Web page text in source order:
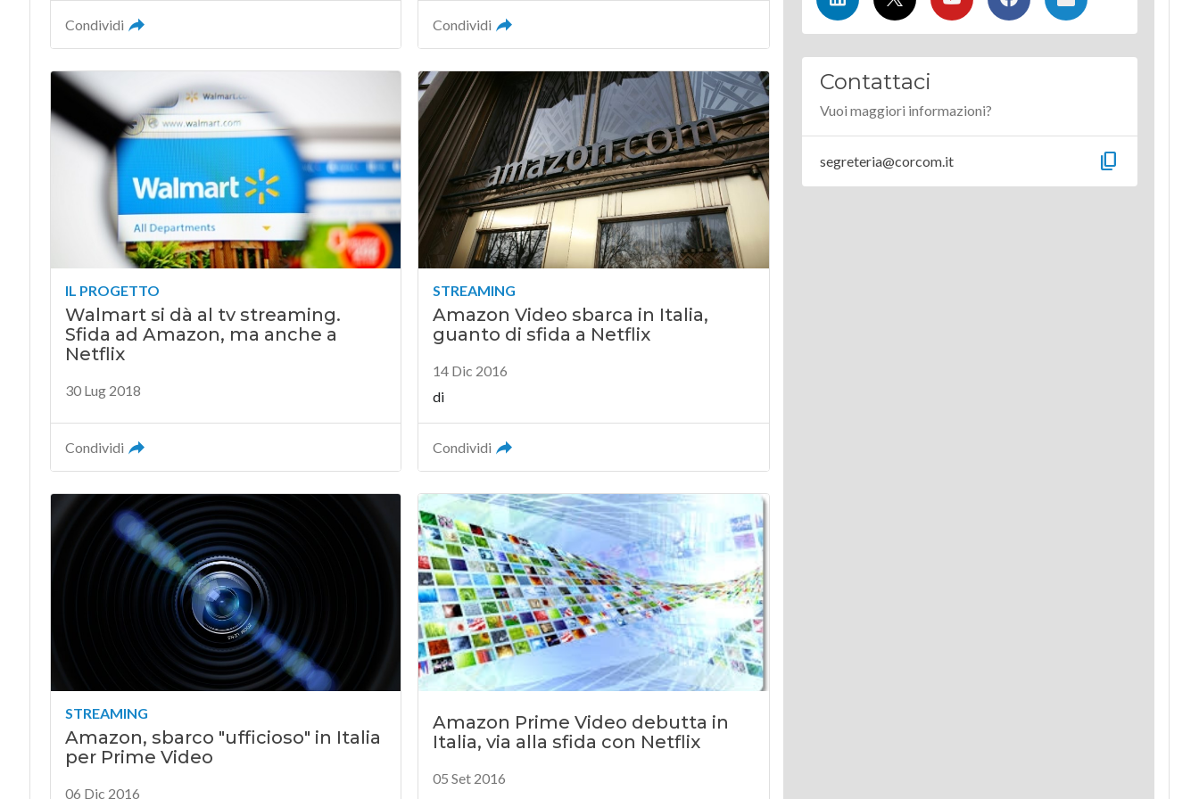
Condividi Condividi
IL PROGETTO
Walmart si dà al tv streaming.
Sfida ad Amazon, ma anche a
Netflix
30 Lug 2018
Condividi
STREAMING
Amazon Video sbarca in Italia,
guanto di sfida a Netflix
14 Dic 2016
di
Condividi
STREAMING
Amazon, sbarco "ufficioso" in Italia
per Prime Video
06 Dic 2016
Amazon Prime Video debutta in
Italia, via alla sfida con Netflix
05 Set 2016
Contattaci
Vuoi maggiori informazioni?
segreteria@corcom.it content_copy